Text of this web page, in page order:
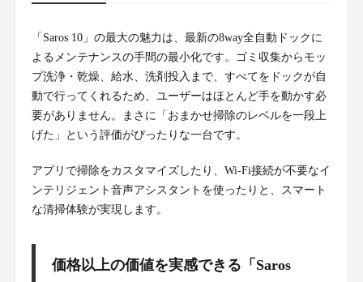
「Saros 10」の最大の魅力は、最新の8way全自動ドックに
よるメンテナンスの手間の最小化です。ゴミ収集からモッ
プ洗浄・乾燥、給水、洗剤投入まで、すべてをドックが自
動で行ってくれるため、ユーザーはほとんど手を動かす必
要がありません。まさに「おまかせ掃除のレベルを一段上
げた」という評価がぴったりな一台です。
アプリで掃除をカスタマイズしたり、Wi-Fi接続が不要なイ
ンテリジェント音声アシスタントを使ったりと、スマート
な清掃体験が実現します。
価格以上の価値を実感できる「Saros